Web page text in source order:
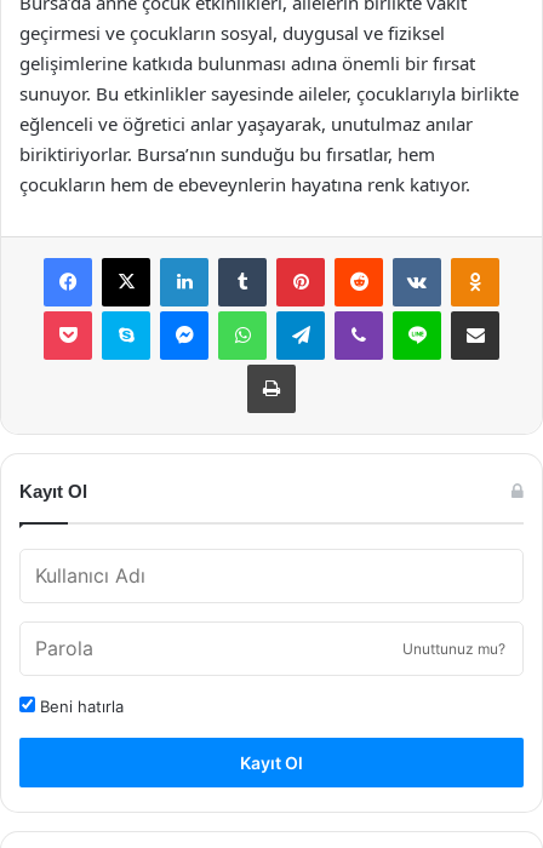
geçirmesi ve çocukların sosyal, duygusal ve fiziksel
gelişimlerine katkıda bulunması adına önemli bir fırsat
sunuyor. Bu etkinlikler sayesinde aileler, çocuklarıyla birlikte
eğlenceli ve öğretici anlar yaşayarak, unutulmaz anılar
biriktiriyorlar. Bursa’nın sunduğu bu fırsatlar, hem
çocukların hem de ebeveynlerin hayatına renk katıyor.
Facebook
X LinkedInTumblr PinterestReddit VKontakte
Pocket Skype MessengerWhatsAppTelegramViber Line E-Posta ile
Yazdır
Kayıt Ol
Unuttunuz mu?
Beni hatırla
Kayıt Ol